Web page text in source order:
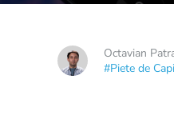
Octavian
#Piete de